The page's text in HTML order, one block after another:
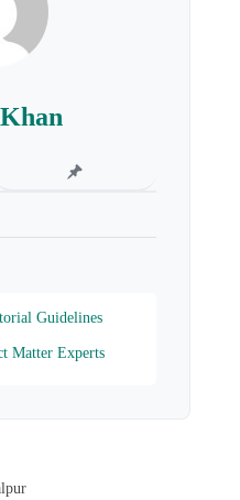
Guidelines
Matter Experts